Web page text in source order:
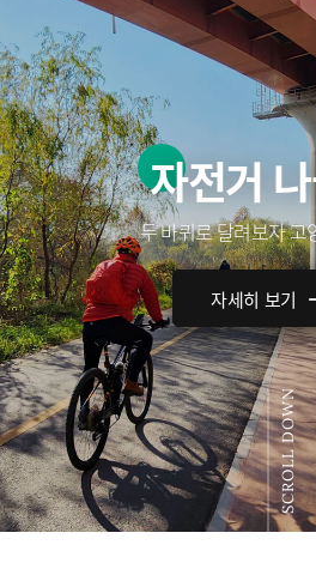
자전거
두 바퀴로 달려보자 고
자세히 보기
SCROLL DOWN